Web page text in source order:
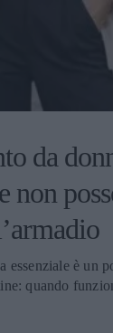
da
non
essenziale è un
quando